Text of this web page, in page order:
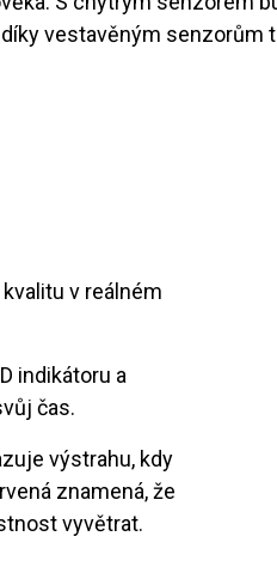
vestavěným senzorům
v reálném
indikátoru a
čas.
výstrahu, kdy
znamená, že
vyvětrat.